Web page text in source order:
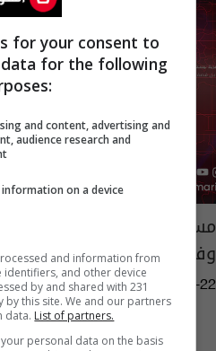
مسلحون يطلقون النار على
وفضائية تابعتين للمعارضة
07:34 | 2011-04-22
for your consent to
data for the following
and content, advertising and
audience research and
on a device
and information from
identifiers, and other device
by and shared with 231
by this site. We and our partners
data. List of partners.
personal data on the basis